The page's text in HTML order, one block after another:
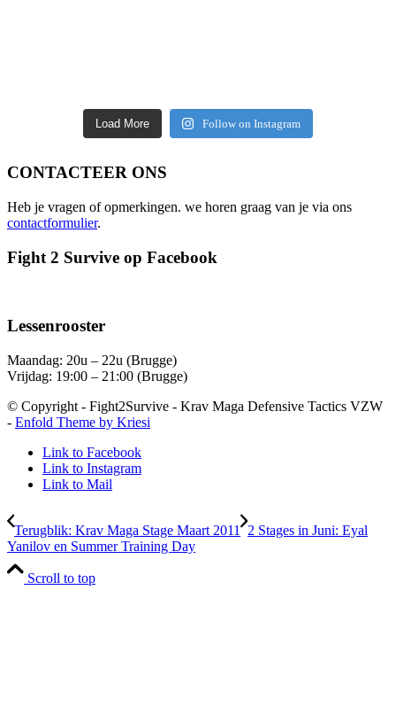
Load More Follow on Instagram
CONTACTEER ONS
Heb je vragen of opmerkingen. we horen graag van je via ons
contactformulier.
Fight 2 Survive op Facebook
Lessenrooster
Maandag: 20u – 22u (Brugge)
Vrijdag: 19:00 – 21:00 (Brugge)
© Copyright - Fight2Survive - Krav Maga Defensive Tactics VZW
- Enfold Theme by Kriesi
Link to Facebook
Link to Instagram
Link to Mail
Terugblik: Krav Maga Stage Maart 2011
2 Stages in Juni: Eyal
Yanilov en Summer Training Day
Scroll to top